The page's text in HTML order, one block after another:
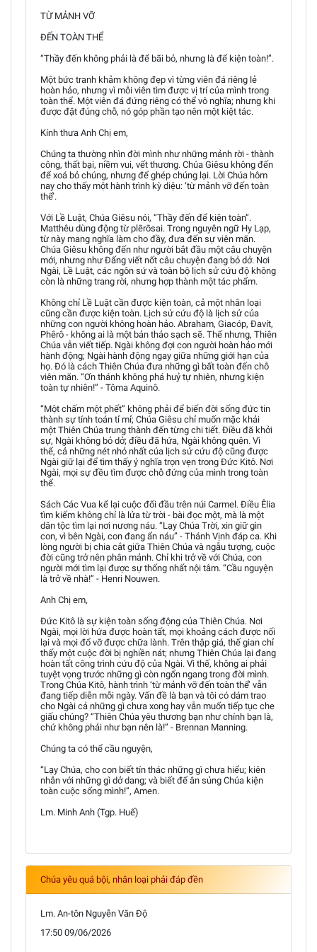
TỪ MẢNH VỠ
ĐẾN TOÀN THỂ
“Thầy đến không phải là để bãi bỏ, nhưng là để kiện toàn!”.
Một bức tranh khảm không đẹp vì từng viên đá riêng lẻ
hoàn hảo, nhưng vì mỗi viên tìm được vị trí của mình trong
toàn thể. Một viên đá đứng riêng có thể vô nghĩa; nhưng khi
được đặt đúng chỗ, nó góp phần tạo nên một kiệt tác.
Kính thưa Anh Chị em,
Chúng ta thường nhìn đời mình như những mảnh rời - thành
công, thất bại, niềm vui, vết thương. Chúa Giêsu không đến
để xoá bỏ chúng, nhưng để ghép chúng lại. Lời Chúa hôm
nay cho thấy một hành trình kỳ diệu: ‘từ mảnh vỡ đến toàn
thể’.
Với Lề Luật, Chúa Giêsu nói, “Thầy đến để kiện toàn”.
Matthêu dùng động từ plērōsai. Trong nguyên ngữ Hy Lạp,
từ này mang nghĩa làm cho đầy, đưa đến sự viên mãn.
Chúa Giêsu không đến như người bắt đầu một câu chuyện
mới, nhưng như Đấng viết nốt câu chuyện đang bỏ dở. Nơi
Ngài, Lề Luật, các ngôn sứ và toàn bộ lịch sử cứu độ không
còn là những trang rời, nhưng hợp thành một tác phẩm.
Không chỉ Lề Luật cần được kiện toàn, cả một nhân loại
cũng cần được kiện toàn. Lịch sử cứu độ là lịch sử của
những con người không hoàn hảo. Abraham, Giacóp, Đavít,
Phêrô - không ai là một bản thảo sạch sẽ. Thế nhưng, Thiên
Chúa vẫn viết tiếp. Ngài không đợi con người hoàn hảo mới
hành động; Ngài hành động ngay giữa những giới hạn của
họ. Đó là cách Thiên Chúa đưa những gì bất toàn đến chỗ
viên mãn. “Ơn thánh không phá huỷ tự nhiên, nhưng kiện
toàn tự nhiên!” - Tôma Aquinô.
“Một chấm một phết” không phải để biến đời sống đức tin
thành sự tính toán tỉ mỉ; Chúa Giêsu chỉ muốn mặc khải
một Thiên Chúa trung thành đến từng chi tiết. Điều đã khởi
sự, Ngài không bỏ dở; điều đã hứa, Ngài không quên. Vì
thế, cả những nét nhỏ nhất của lịch sử cứu độ cũng được
Ngài giữ lại để tìm thấy ý nghĩa trọn vẹn trong Đức Kitô. Nơi
Ngài, mọi sự đều tìm được chỗ đứng của mình trong toàn
thể.
Sách Các Vua kể lại cuộc đối đầu trên núi Carmel. Điều Êlia
tìm kiếm không chỉ là lửa từ trời - bài đọc một, mà là một
dân tộc tìm lại nơi nương náu. “Lạy Chúa Trời, xin giữ gìn
con, vì bên Ngài, con đang ẩn náu” - Thánh Vịnh đáp ca. Khi
lòng người bị chia cắt giữa Thiên Chúa và ngẫu tượng, cuộc
đời cũng trở nên phân mảnh. Chỉ khi trở về với Chúa, con
người mới tìm lại được sự thống nhất nội tâm. “Cầu nguyện
là trở về nhà!” - Henri Nouwen.
Anh Chị em,
Đức Kitô là sự kiện toàn sống động của Thiên Chúa. Nơi
Ngài, mọi lời hứa được hoàn tất, mọi khoảng cách được nối
lại và mọi đổ vỡ được chữa lành. Trên thập giá, thế gian chỉ
thấy một cuộc đời bị nghiền nát; nhưng Thiên Chúa lại đang
hoàn tất công trình cứu độ của Ngài. Vì thế, không ai phải
tuyệt vọng trước những gì còn ngổn ngang trong đời mình.
Trong Chúa Kitô, hành trình ‘từ mảnh vỡ đến toàn thể’ vẫn
đang tiếp diễn mỗi ngày. Vấn đề là bạn và tôi có dám trao
cho Ngài cả những gì chưa xong hay vẫn muốn tiếp tục che
giấu chúng? “Thiên Chúa yêu thương bạn như chính bạn là,
chứ không phải như bạn nên là!” - Brennan Manning.
Chúng ta có thể cầu nguyện,
“Lạy Chúa, cho con biết tín thác những gì chưa hiểu; kiên
nhẫn với những gì dở dang; và biết để ân sủng Chúa kiện
toàn cuộc sống mình!”, Amen.
Lm. Minh Anh (Tgp. Huế)
Chúa yêu quá bội, nhân loại phải đáp đền
Lm. An-tôn Nguyễn Văn Độ
17:50 09/06/2026